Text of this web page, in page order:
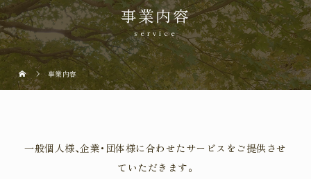
事業内容
service
事業内容
一般個人様､企業･団体様に合わせたサービスをご提供させ
ていただきます｡